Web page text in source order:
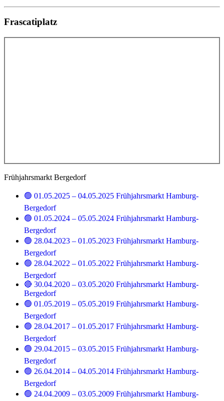
Frascatiplatz
Frühjahrsmarkt Bergedorf
🟢 01.05.2025 – 04.05.2025 Frühjahrsmarkt Hamburg-
Bergedorf
🟢 01.05.2024 – 05.05.2024 Frühjahrsmarkt Hamburg-
Bergedorf
🟢 28.04.2023 – 01.05.2023 Frühjahrsmarkt Hamburg-
Bergedorf
🟢 28.04.2022 – 01.05.2022 Frühjahrsmarkt Hamburg-
Bergedorf
🔴 30.04.2020 – 03.05.2020 Frühjahrsmarkt Hamburg-
Bergedorf
🟢 01.05.2019 – 05.05.2019 Frühjahrsmarkt Hamburg-
Bergedorf
🟢 28.04.2017 – 01.05.2017 Frühjahrsmarkt Hamburg-
Bergedorf
🟢 29.04.2015 – 03.05.2015 Frühjahrsmarkt Hamburg-
Bergedorf
🟢 26.04.2014 – 04.05.2014 Frühjahrsmarkt Hamburg-
Bergedorf
🟢 24.04.2009 – 03.05.2009 Frühjahrsmarkt Hamburg-